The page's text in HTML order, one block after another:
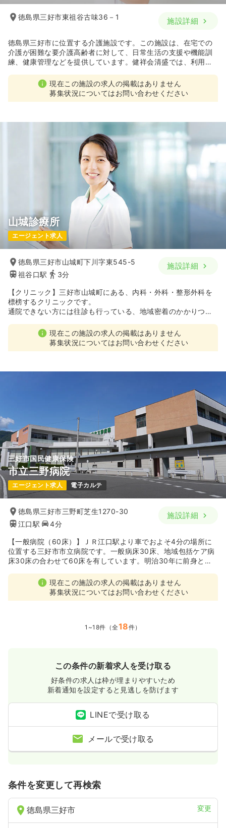
徳島県三好市東祖谷古味36－1 施設詳細
徳島県三好市に位置する介護施設です。この施設は、在宅での
介護が困難な要介護高齢者に対して、日常生活の支援や機能訓
練、健康管理などを提供しています。健祥会清盛では、利用者
が送れるようにサポートしています。
現在この施設の求人の掲載はありません
募集状況についてはお問い合わせください
山城診療所
エージェント求人
徳島県三好市山城町下川字東545-5
祖谷口駅
3分
施設詳細
【クリニック】三好市山城町にある、内科・外科・整形外科を
標榜するクリニックです。
通院できない方には往診も行っている、地域密着のかかりつけ
現在この施設の求人の掲載はありません
募集状況についてはお問い合わせください
三好市国民健康保険
市立三野病院
エージェント求人 電子カルテ
徳島県三好市三野町芝生1270-30
江口駅
4分
施設詳細
【一般病院（60床）】ＪＲ江口駅より車でおよそ4分の場所に
位置する三好市市立病院です。一般病床30床、地域包括ケア病
床30床の合わせて60床を有しています。明治30年に前身とな
して幅広い診療で地域医療に貢献してきました。
現在この施設の求人の掲載はありません
募集状況についてはお問い合わせください
1~18件（全18件）
この条件の新着求人を受け取る
好条件の求人は枠が埋まりやすいため
新着通知を設定すると見逃しを防げます
LINEで受け取る
メールで受け取る
条件を変更して再検索
徳島県三好市 変更